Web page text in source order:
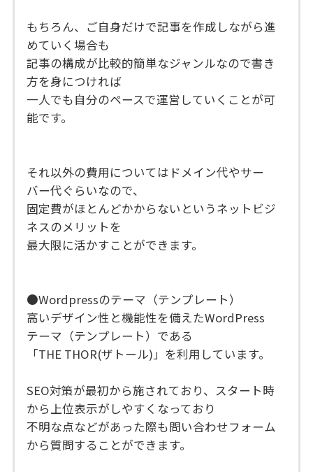
もちろん、ご自身だけで記事を作成しながら進
めていく場合も
記事の構成が比較的簡単なジャンルなので書き
方を身につければ
一人でも自分のペースで運営していくことが可
能です。
それ以外の費用についてはドメイン代やサー
バー代ぐらいなので、
固定費がほとんどかからないというネットビジ
ネスのメリットを
最大限に活かすことができます。
●Wordpressのテーマ（テンプレート）
高いデザイン性と機能性を備えたWordPress
テーマ（テンプレート）である
「THE THOR(ザトール)」を利用しています。
SEO対策が最初から施されており、スタート時
から上位表示がしやすくなっており
不明な点などがあった際も問い合わせフォーム
から質問することができます。